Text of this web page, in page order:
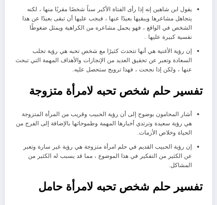
يقول ابن شاهين إنه إذا رأى الفتاة الأكبر سناً شخصًا مقربًا منها ، لكنه
يتجاهل مشاعرها ويبقيها بعيدًا عنها ، فيجب عليها أن تبقى بعيدًا عن هذا
الشخص في الواقع ، فهو يحمل مشاعره من الكراهية ويمثل ضغوطًا
نفسية كبيرة عليها .
إن رؤية الأغنية هي أنها تتحدث كثيرًا مع شخص تحبه هي رؤية تجلب
السعادة وتعبر عن تحقيق العديد من الإنجازات والأهداف المهمة التي تبحث
عنها ، ولكن إذا نجحت ، فهذا ترويج ستحصل عليه.
تفسير حلم شخص تحبه لامرأة متزوجة
أشار المحامون بوضوح إلى أن رؤية الحبيب وقريب من المرأة المتزوجة
هي رؤية سعيدة وترتدي أخبارها المهمة وطموحاتها بالإضافة إلى الفرج من
الحياة وخلاص الأزمات.
إن رؤية الحبيب القديم في حلم امرأة متزوجة هي رؤية غير سارة وتعبر
عن الكثير من التفكير في هذا الموضوع ، مما قد يسبب له الكثير من
المشاكل.
تفسير حلم شخص تحبه لامرأة حامل